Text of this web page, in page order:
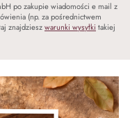
po zakupie wiadomości e mail z
(np. za pośrednictwem
znajdzieszwarunki wysyłki takiej